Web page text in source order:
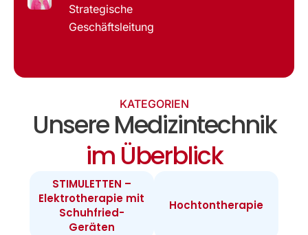
Strategische
Geschäftsleitung
KATEGORIEN
Unsere Medizintechnik
im Überblick
STIMULETTEN –
Elektrotherapie mit
Schuhfried-
Geräten
Hochtontherapie